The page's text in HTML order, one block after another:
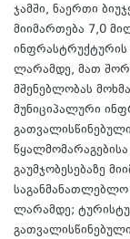
ჯამში, ნაერთი
მიიმართება 7,0
ინფრასტრუქტურის
ლარამდე, მათ
მშენებლობას
მუნიციპალური
გაუმჯობესებაზე
ლარამდე;